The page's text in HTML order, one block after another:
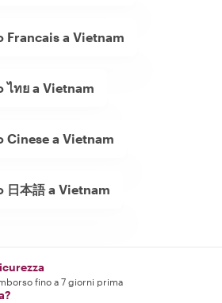
Francais a Vietnam
ไทย a Vietnam
Cinese a Vietnam
日本語 a Vietnam
fino a 7 giorni prima